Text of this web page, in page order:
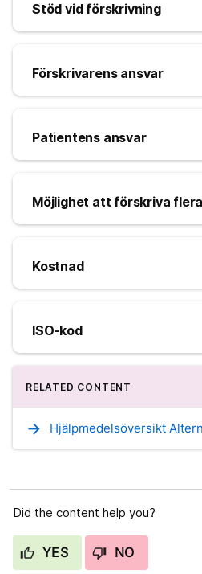
Stöd vid förskrivning
Förskrivarens ansvar
Patientens ansvar
Möjlighet att förskriva flera
Kostnad
ISO-kod
RELATED CONTENT
arrow_forward Hjälpmedelsöversikt
Did the content help you?
YES NO